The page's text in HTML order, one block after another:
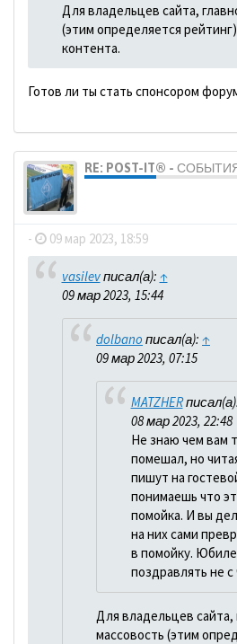
Для владельцев сайта,
(этим определяется
контента.
Готов ли ты стать спонсором
RE: POST-IT® -
- 09 мар 2023, 18:59
vasilevписал(а): ↑
09 мар 2023, 15:44
dolbano писал(а): ↑
09 мар 2023, 07:15
MATZHER
08 мар 2023, 22:48
Не знаю чем вам
помешал, но
пишут на
понимаешь что
помойка. И вы
на них сами
в помойку.
поздравлять не с
Для владельцев сайта,
массовость (этим